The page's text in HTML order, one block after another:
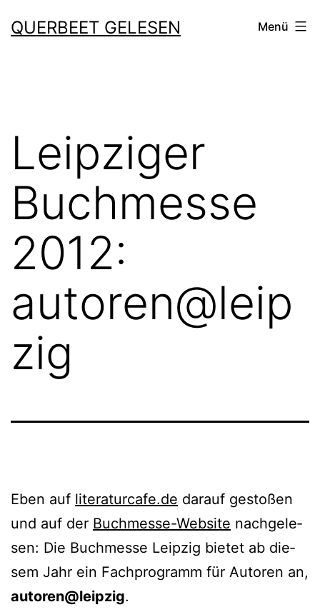
Inhalt
QUERBEET GELESEN Menü
Leipziger
Buchmesse
2012:
autoren@leip
zig
Eben auf literaturcafe.de dar­auf gesto­ßen
und auf der Buchmesse-Website nach­ge­le­
sen: Die Buchmesse Leipzig bie­tet ab die­
sem Jahr ein Fachprogramm für Autoren an,
autoren@leipzig.